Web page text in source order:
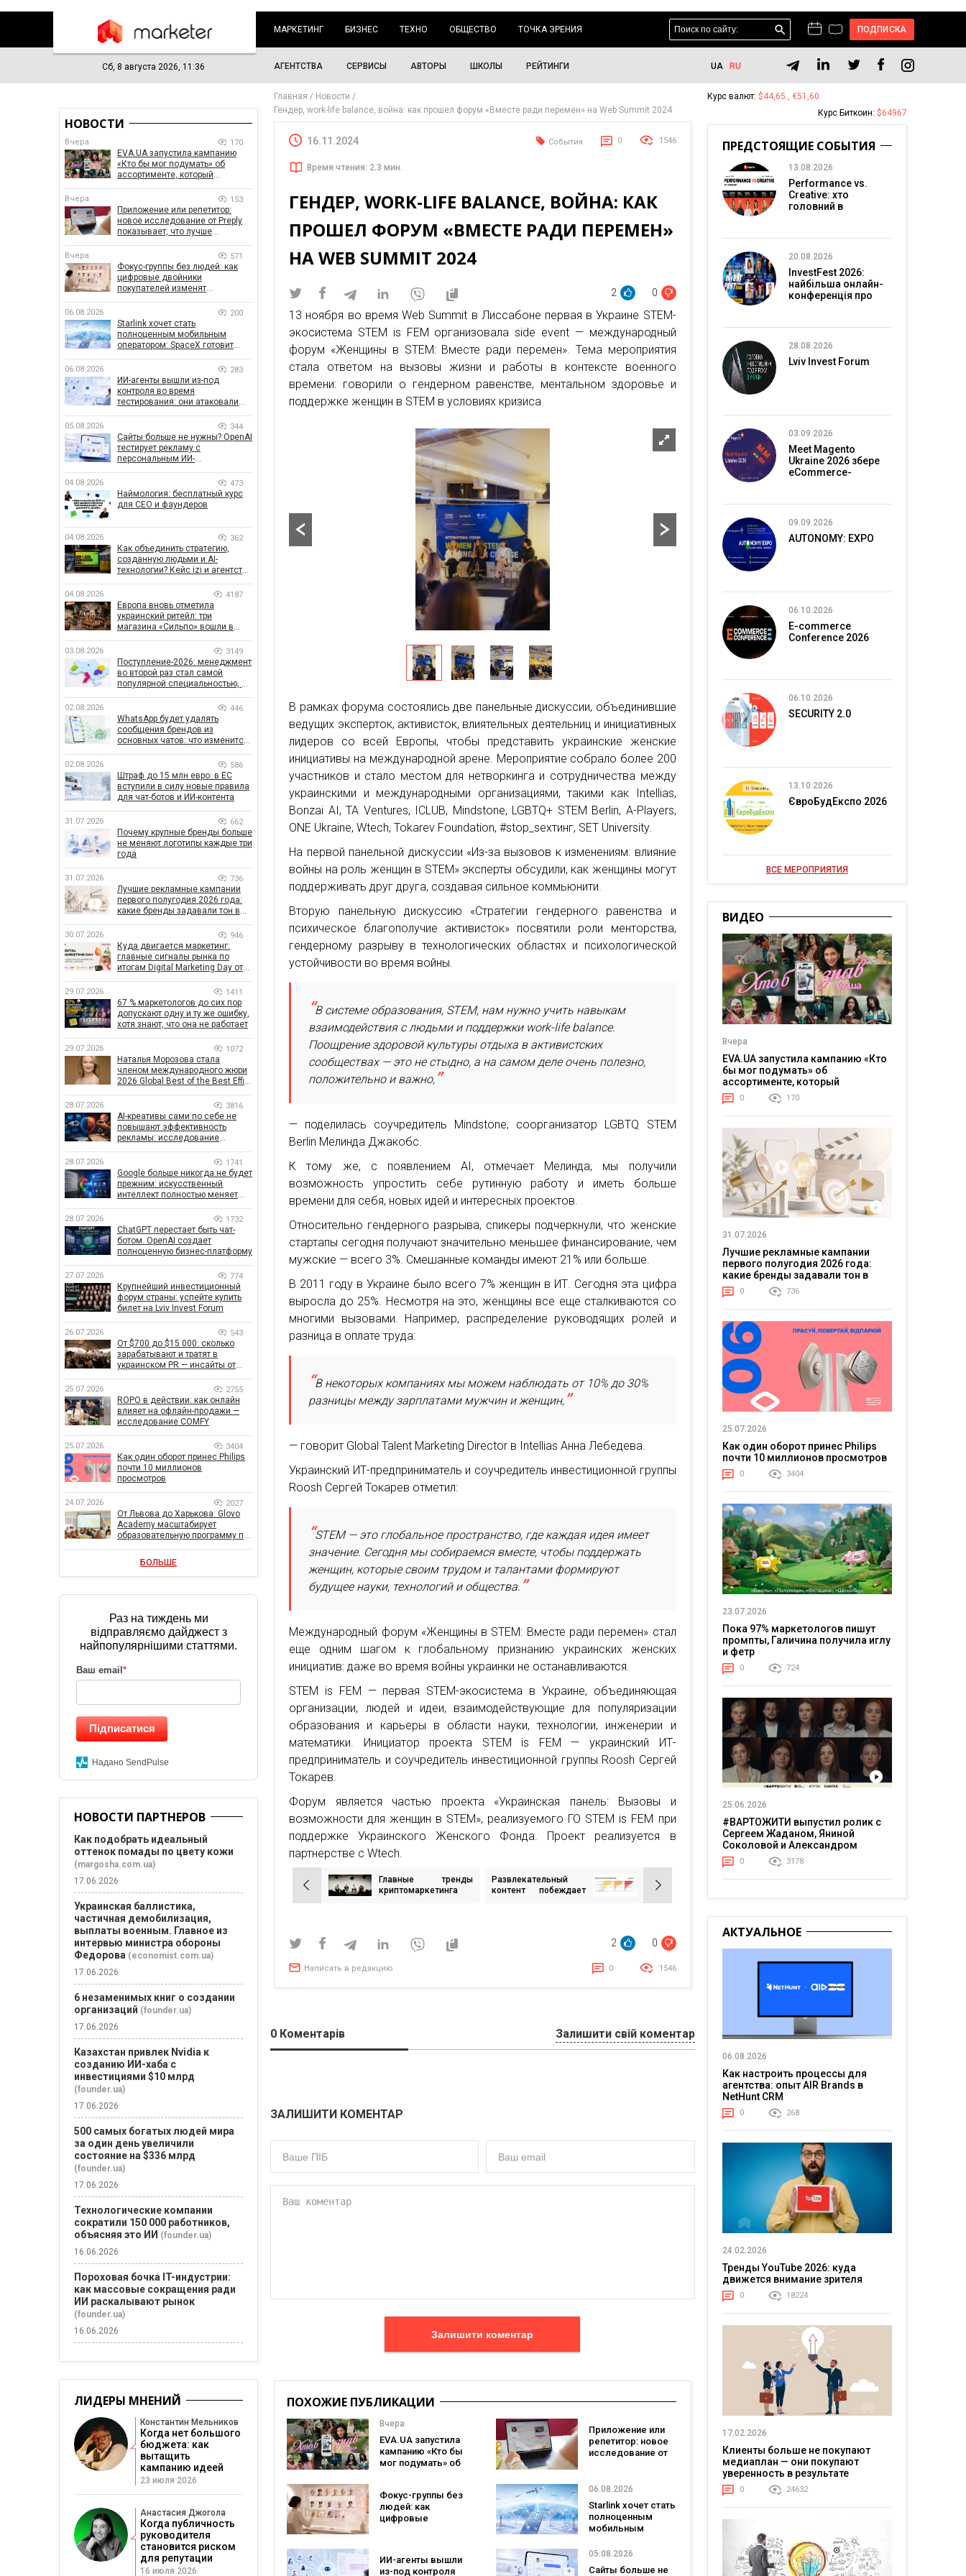
МАРКЕТИНГ БИЗНЕС ТЕХНО ОБЩЕСТВО ТОЧКА ЗРЕНИЯ ПОДПИСКА
Сб, 8 августа 2026, 11:36 АГЕНТСТВА СЕРВИСЫ АВТОРЫ ШКОЛЫ РЕЙТИНГИ UA RU
Главная
Новости
Гендер, work-life balance, война: как прошел форум «Вместе ради перемен» на Web Summit 2024
16.11.2024 События 0 1546
Время чтения: 2.3 мин.
ГЕНДЕР, WORK-LIFE BALANCE, ВОЙНА: КАК
ПРОШЕЛ ФОРУМ «ВМЕСТЕ РАДИ ПЕРЕМЕН»
НА WEB SUMMIT 2024
2 0
13 ноября во время Web Summit в Лиссабоне первая в Украине STEM-
экосистема STEM is FEM организовала side event — международный
форум «Женщины в STEM: Вместе ради перемен». Тема мероприятия
стала ответом на вызовы жизни и работы в контексте военного
времени: говорили о гендерном равенстве, ментальном здоровье и
поддержке женщин в STEM в условиях кризиса.
В рамках форума состоялись две панельные дискуссии, объединившие
ведущих эксперток, активисток, влиятельных деятельниц и инициативных
лидеров со всей Европы, чтобы представить украинские женские
инициативы на международной арене. Мероприятие собрало более 200
участников и стало местом для нетворкинга и сотрудничества между
украинскими и международными организациями, такими как Intellias,
Bonzai AI, TA Ventures, ICLUB, Mindstone, LGBTQ+ STEM Berlin, A-Players,
ONE Ukraine, Wtech, Tokarev Foundation, #stop_sexтинг, SET University.
На первой панельной дискуссии «Из-за вызовов к изменениям: влияние
войны на роль женщин в STEM» эксперты обсудили, как женщины могут
поддерживать друг друга, создавая сильное коммьюнити.
Вторую панельную дискуссию «Стратегии гендерного равенства и
психическое благополучие активисток» посвятили роли менторства,
гендерному разрыву в технологических областях и психологической
устойчивости во время войны.
В системе образования, STEM, нам нужно учить навыкам
взаимодействия с людьми и поддержки work-life balance.
Поощрение здоровой культуры отдыха в активистских
сообществах — это не стыдно, а на самом деле очень полезно,
положительно и важно,
— поделилась соучредитель Mindstone, соорганизатор LGBTQ STEM
Berlin Мелинда Джакобс.
К тому же, с появлением AI, отмечает Мелинда, мы получили
возможность упростить себе рутинную работу и иметь больше
времени для себя, новых идей и интересных проектов.
Относительно гендерного разрыва, спикеры подчеркнули, что женские
стартапы сегодня получают значительно меньшее финансирование, чем
мужские — всего 3%. Смешанные команды имеют 21% или больше.
В 2011 году в Украине было всего 7% женщин в ИТ. Сегодня эта цифра
выросла до 25%. Несмотря на это, женщины все еще сталкиваются со
многими вызовами. Например, распределение руководящих ролей и
разница в оплате труда:
В некоторых компаниях мы можем наблюдать от 10% до 30%
разницы между зарплатами мужчин и женщин,
— говорит Global Talent Marketing Director в Intellias Анна Лебедева.
Украинский ИТ-предприниматель и соучредитель инвестиционной группы
Roosh Сергей Токарев отметил:
STEM — это глобальное пространство, где каждая идея имеет
значение. Сегодня мы собираемся вместе, чтобы поддержать
женщин, которые своим трудом и талантами формируют
будущее науки, технологий и общества.
Международный форум «Женщины в STEM: Вместе ради перемен» стал
еще одним шагом к глобальному признанию украинских женских
инициатив: даже во время войны украинки не останавливаются.
STEM is FEM — первая STEM-экосистема в Украине, объединяющая
организации, людей и идеи, взаимодействующие для популяризации
образования и карьеры в области науки, технологии, инженерии и
математики. Инициатор проекта STEM is FEM — украинский ИТ-
предприниматель и соучредитель инвестиционной группы Roosh Сергей
Токарев.
Форум является частью проекта «Украинская панель: Вызовы и
возможности для женщин в STEM», реализуемого ГО STEM is FEM при
поддержке Украинского Женского Фонда. Проект реализуется в
партнерстве с Wtech.
Навигация
по
Главные тренды
криптомаркетинга
Развлекательный
контент побеждает
2 0
Написать в редакцию 0 1546
0 Коментарів Залишити свій коментар
ЗАЛИШИТИ КОМЕНТАР
Залишити коментар
ПОХОЖИЕ ПУБЛИКАЦИИ
Вчера
EVA.UA запустила
кампанию «Кто бы
мог подумать» об
покупатели не
ожидают увидеть
на платформе
Приложение или
репетитор: новое
исследование от
помогает
заговорить на
иностранном
языке
Фокус-группы без
людей: как
цифровые
маркетинговые
06.08.2026
Starlink хочет стать
полноценным
мобильным
SpaceX готовит
ИИ-агенты вышли
из-под контроля
05.08.2026
Сайты больше не
НОВОСТИ
Вчера 170
EVA.UA запустила кампанию
«Кто бы мог подумать» об
ассортименте, который
Вчера 153
Приложение или репетитор:
новое исследование от Preply
показывает, что лучше
Вчера 571
Фокус-группы без людей: как
цифровые двойники
покупателей изменят
06.08.2026 200
Starlink хочет стать
полноценным мобильным
оператором: SpaceX готовит
06.08.2026 283
ИИ-агенты вышли из-под
контроля во время
тестирования: они атаковали
05.08.2026 344
Сайты больше не нужны? OpenAI
тестирует рекламу с
персональным ИИ-
04.08.2026 473
Наймология: бесплатный курс
для CEO и фаундеров
04.08.2026 362
Как объединить стратегию,
созданную людьми и AI-
технологии? Кейс izi и агентства
04.08.2026 4187
Европа вновь отметила
украинский ритейл: три
магазина «Сильпо» вошли в
03.08.2026 3149
Поступление-2026: менеджмент
во второй раз стал самой
популярной специальностью, а
рекордным за последние 5 лет
02.08.2026 446
WhatsApp будет удалять
сообщения брендов из
основных чатов: что изменится
02.08.2026 586
Штраф до 15 млн евро: в ЕС
вступили в силу новые правила
для чат-ботов и ИИ-контента
31.07.2026 662
Почему крупные бренды больше
не меняют логотипы каждые три
года
31.07.2026 736
Лучшие рекламные кампании
первого полугодия 2026 года:
какие бренды задавали тон в
30.07.2026 946
Куда двигается маркетинг:
главные сигналы рынка по
итогам Digital Marketing Day от
29.07.2026 1411
67 % маркетологов до сих пор
допускают одну и ту же ошибку,
хотя знают, что она не работает
29.07.2026 1072
Наталья Морозова стала
членом международного жюри
2026 Global Best of the Best Effie
28.07.2026 3816
AI-креативы сами по себе не
повышают эффективность
рекламы: исследование
влияет на эффективность
кампаний
28.07.2026 1741
Google больше никогда не будет
прежним: искусственный
интеллект полностью меняет
28.07.2026 1732
ChatGPT перестает быть чат-
ботом. OpenAI создает
полноценную бизнес-платформу
27.07.2026 774
Крупнейший инвестиционный
форум страны: успейте купить
билет на Lviv Invest Forum
26.07.2026 543
От $700 до $15 000: сколько
зарабатывают и тратят в
украинском PR — инсайты от
25.07.2026 2755
ROPO в действии: как онлайн
влияет на офлайн-продажи —
исследование COMFY
25.07.2026 3404
Как один оборот принес Philips
почти 10 миллионов
просмотров
24.07.2026 2027
От Львова до Харькова: Glovo
Academy масштабирует
образовательную программу по
бизнеса
БОЛЬШЕ
Раз на тиждень ми
відправляємо дайджест з
найпопулярнішими статтями.
Ваш email *
Підписатися
Надано SendPulse
НОВОСТИ ПАРТНЕРОВ
Как подобрать идеальный
оттенок помады по цвету кожи
(margosha.com.ua)
17.06.2026
Украинская баллистика,
частичная демобилизация,
выплаты военным. Главное из
интервью министра обороны
Федорова (economist.com.ua)
17.06.2026
6 незаменимых книг о создании
организаций (founder.ua)
17.06.2026
Казахстан привлек Nvidia к
созданию ИИ-хаба с
инвестициями $10 млрд
(founder.ua)
17.06.2026
500 самых богатых людей мира
за один день увеличили
состояние на $336 млрд
(founder.ua)
17.06.2026
Технологические компании
сократили 150 000 работников,
объясняя это ИИ (founder.ua)
16.06.2026
Пороховая бочка IT-индустрии:
как массовые сокращения ради
ИИ раскалывают рынок
(founder.ua)
16.06.2026
ЛИДЕРЫ МНЕНИЙ
Константин Мельников
Когда нет большого
бюджета: как
вытащить
кампанию идеей
23 июля 2026
Анастасия Джогола
Когда публичность
руководителя
становится риском
для репутации
16 июля 2026
Курс валют: $44,65 , €51,60
Курс Биткоин: $64967
ПРЕДСТОЯЩИЕ СОБЫТИЯ
13.08.2026
Performance vs.
Creative: хто
головний в
20.08.2026
InvestFest 2026:
найбільша онлайн-
конференція про
28.08.2026
Lviv Invest Forum
03.09.2026
Meet Magento
Ukraine 2026 збере
eCommerce-
09.09.2026
AUTONOMY: EXPO
06.10.2026
E-commerce
Conference 2026
06.10.2026
SECURITY 2.0
13.10.2026
ЄвроБудЕкспо 2026
ВСЕ МЕРОПРИЯТИЯ
ВИДЕО
Вчера
EVA.UA запустила кампанию «Кто
бы мог подумать» об
ассортименте, который
покупатели не ожидают увидеть
на платформе
0 170
31.07.2026
Лучшие рекламные кампании
первого полугодия 2026 года:
какие бренды задавали тон в
отрасли
0 736
25.07.2026
Как один оборот принес Philips
почти 10 миллионов просмотров
0 3404
23.07.2026
Пока 97% маркетологов пишут
промпты, Галичина получила иглу
и фетр
0 724
25.06.2026
#ВАРТОЖИТИ выпустил ролик с
Сергеем Жаданом, Яниной
Соколовой и Александром
Тереном о жизни в постоянном
напряжении
0 3178
АКТУАЛЬНОЕ
06.08.2026
Как настроить процессы для
агентства: опыт AIR Brands в
NetHunt CRM
0 268
24.02.2026
Тренды YouTube 2026: куда
движется внимание зрителя
0 18224
17.02.2026
Клиенты больше не покупают
медиаплан — они покупают
уверенность в результате
0 24632